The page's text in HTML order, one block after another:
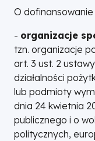
O
- organizacje
tzn. organizacje
art. 3 ust. 2
działalności
lub podmioty
dnia 24 kwietnia
publicznego i o
politycznych,